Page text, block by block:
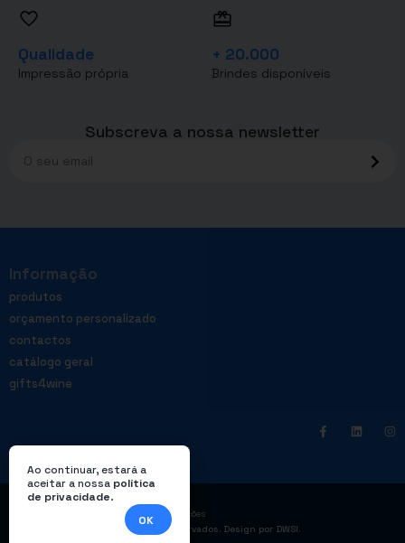
Qualidade
Impressão própria
+ 20.000
Brindes disponíveis
Subscreva a nossa newsletter
Informação
produtos
orçamento personalizado
contactos
catálogo geral
gifts4wine
Livro de reclamações
© Enterprom – Todos os direitos reservados. Design por DWSI.
Ao continuar, estará a
aceitar a nossa política
de privacidade.
OK